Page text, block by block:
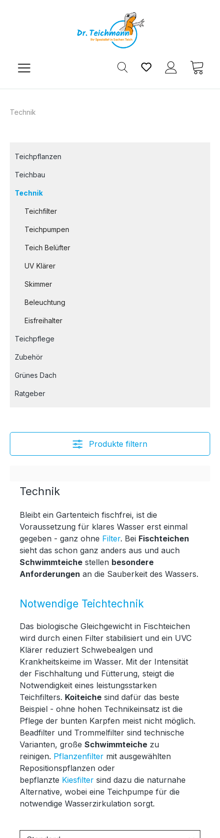
Du hast 0
Technik
Teichpflanzen
Teichbau
Technik
Teichfilter
Teichpumpen
Teich Belüfter
UV Klärer
Skimmer
Beleuchtung
Eisfreihalter
Teichpflege
Zubehör
Grünes Dach
Ratgeber
Produkte filtern
Technik
Bleibt ein Gartenteich fischfrei, ist die
Voraussetzung für klares Wasser erst einmal
gegeben - ganz ohne Filter. Bei Fischteichen
sieht das schon ganz anders aus und auch
Schwimmteiche stellen besondere
Anforderungen an die Sauberkeit des Wassers.
Notwendige Teichtechnik
Das biologische Gleichgewicht in Fischteichen
wird durch einen Filter stabilisiert und ein UVC
Klärer reduziert Schwebealgen und
Krankheitskeime im Wasser. Mit der Intensität
der Fischhaltung und Fütterung, steigt die
Notwendigkeit eines leistungsstarken
Teichfilters. Koiteiche sind dafür das beste
Beispiel - ohne hohen Technikeinsatz ist die
Pflege der bunten Karpfen meist nicht möglich.
Beadfilter und Trommelfilter sind technische
Varianten, große Schwimmteiche zu
reinigen. Pflanzenfilter mit ausgewählten
Repositionspflanzen oder
bepflanzte Kiesfilter sind dazu die naturnahe
Alternative, wobei eine Teichpumpe für die
notwendige Wasserzirkulation sorgt.